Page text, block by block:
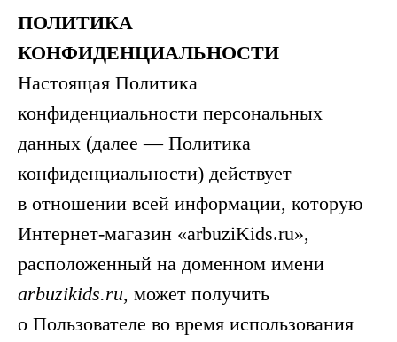
ПОЛИТИКА
КОНФИДЕНЦИАЛЬНОСТИ
Настоящая Политика
конфиденциальности персональных
данных (далее — Политика
конфиденциальности) действует
в отношении всей информации, которую
Интернет-магазин «arbuziKids.ru»,
расположенный на доменном имени
arbuzikids.ru, может получить
о Пользователе во время использования